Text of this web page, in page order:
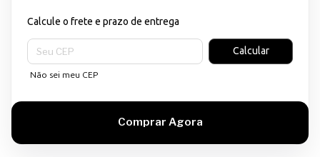
Calcule o frete e prazo de entrega
Entregas para o CEP:
Calcular
Não sei meu CEP